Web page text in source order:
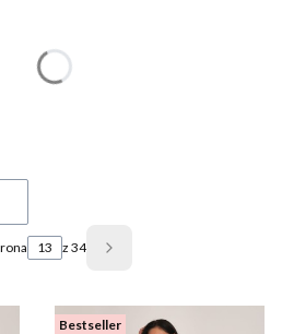
produkty
z 34 Następne produkty
Bestseller